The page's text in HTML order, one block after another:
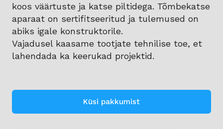
koos väärtuste ja katse piltidega. Tõmbekatse
aparaat on sertifitseeritud ja tulemused on
abiks igale konstruktorile.
Vajadusel kaasame tootjate tehnilise toe, et
lahendada ka keerukad projektid.
Küsi pakkumist